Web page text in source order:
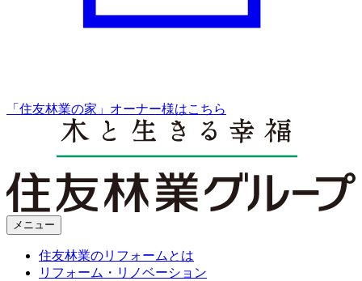
「住友林業の家」オーナー様はこちら
メニュー
住友林業のリフォームとは
リフォーム・リノベーション